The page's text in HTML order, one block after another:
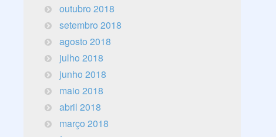
outubro 2018
setembro 2018
agosto 2018
julho 2018
junho 2018
maio 2018
abril 2018
março 2018